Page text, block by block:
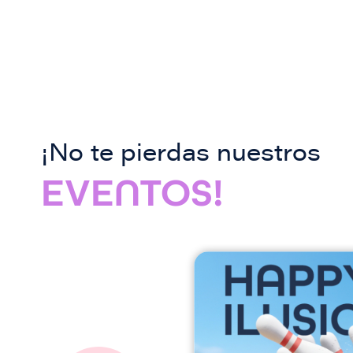
¡No te pierdas nuestros
EVENTOS!
I
g